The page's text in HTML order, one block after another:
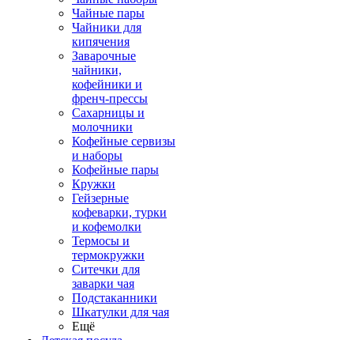
Чайные пары
Чайники для
кипячения
Заварочные
чайники,
кофейники и
френч-прессы
Сахарницы и
молочники
Кофейные сервизы
и наборы
Кофейные пары
Кружки
Гейзерные
кофеварки, турки
и кофемолки
Термосы и
термокружки
Ситечки для
заварки чая
Подстаканники
Шкатулки для чая
Ещё